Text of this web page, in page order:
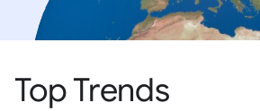
Top Trends